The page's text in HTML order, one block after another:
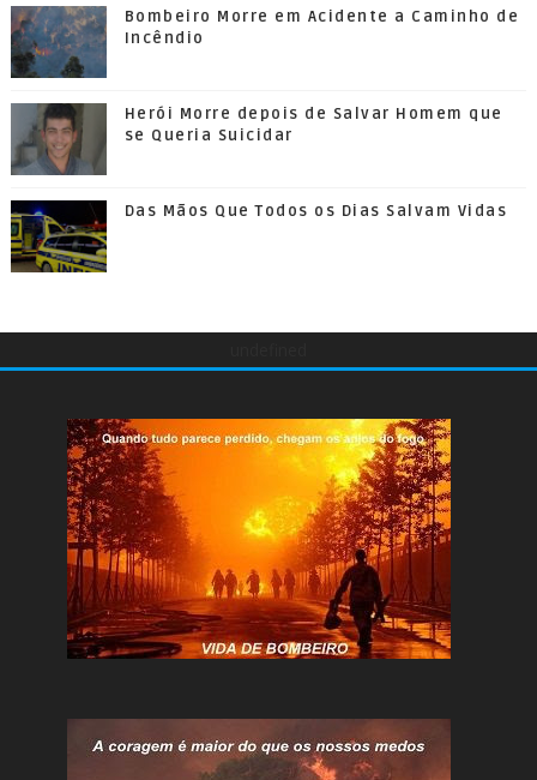
Bombeiro Morre em Acidente a Caminho de
Incêndio
Herói Morre depois de Salvar Homem que
se Queria Suicidar
Das Mãos Que Todos os Dias Salvam Vidas